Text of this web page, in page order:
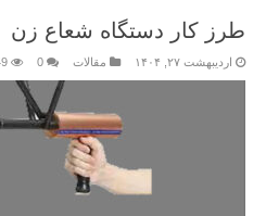
طرز کار دستگاه شعاع زن
اردیبهشت ۲۷, ۱۴۰۴ مقالات 0